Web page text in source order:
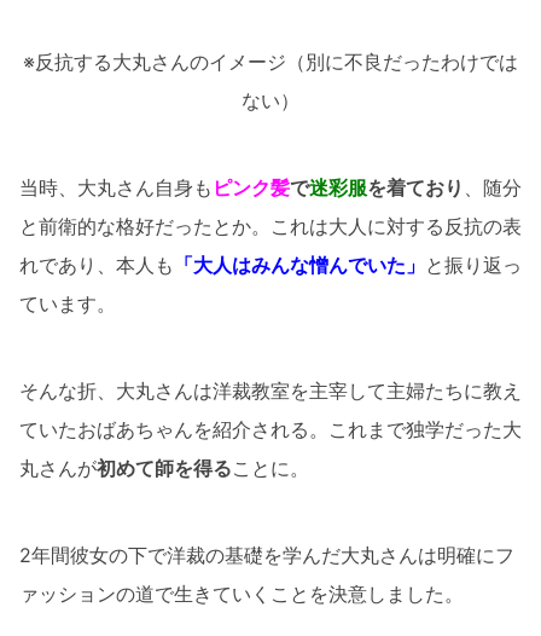
※反抗する大丸さんのイメージ（別に不良だったわけでは
ない）
当時、大丸さん自身も ピンク髪で迷彩服を着ており
、随分
と前衛的な格好だったとか。これは大人に対する反抗の表
れであり、本人も 「大人はみんな憎んでいた」 と振り返っ
ています。
そんな折、大丸さんは洋裁教室を主宰して主婦たちに教え
ていたおばあちゃんを紹介される。これまで独学だった大
丸さんが初めて師を得ることに。
2年間彼女の下で洋裁の基礎を学んだ大丸さんは明確にフ
ァッションの道で生きていくことを決意しました。